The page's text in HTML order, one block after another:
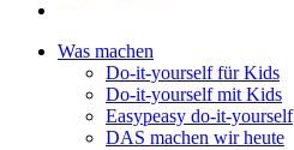
Was machen
Do-it-yourself für Kids
Do-it-yourself mit Kids
Easypeasy do-it-yourself
DAS machen wir heute